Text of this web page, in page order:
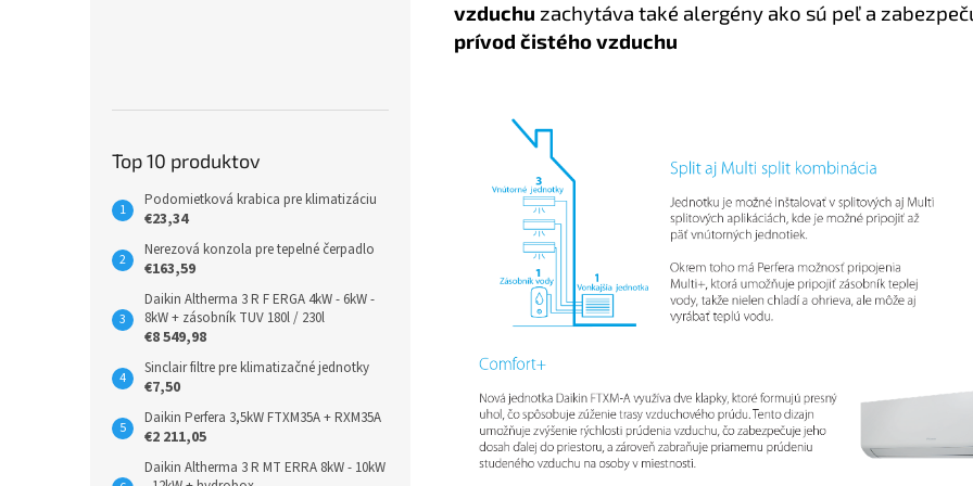
Top 10 produktov
Podomietková krabica pre klimatizáciu
€23,34
Nerezová konzola pre tepelné čerpadlo
€163,59
Daikin Altherma 3 R F ERGA 4kW - 6kW -
8kW + zásobník TUV 180l / 230l
€8 549,98
Sinclair filtre pre klimatizačné jednotky
€7,50
Daikin Perfera 3,5kW FTXM35A + RXM35A
€2 211,05
Daikin Altherma 3 R MT ERRA 8kW - 10kW
vzduchu zachytáva také alergény ako sú peľ a
prívod čistého vzduchu